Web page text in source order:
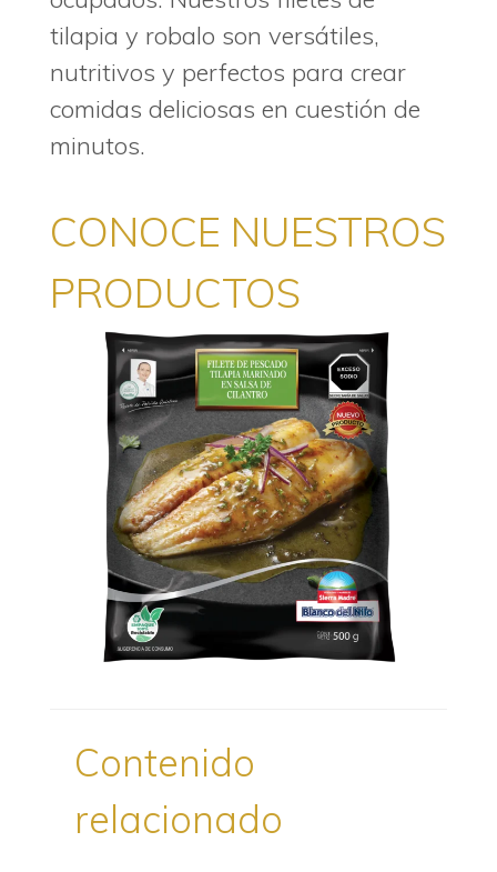
tilapia y robalo son versátiles,
nutritivos y perfectos para crear
comidas deliciosas en cuestión de
minutos.
CONOCE NUESTROS
PRODUCTOS
Contenido
relacionado